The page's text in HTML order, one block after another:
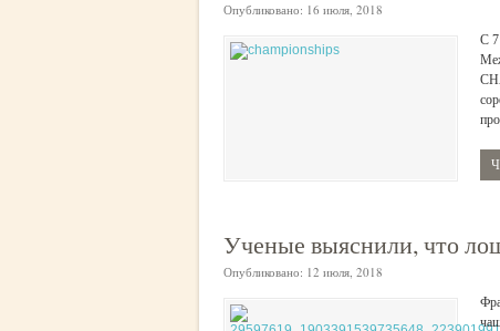
Опубликовано: 16 июля, 2018
C
Ученые выяснили, что
Опубликовано: 12 июля, 2018